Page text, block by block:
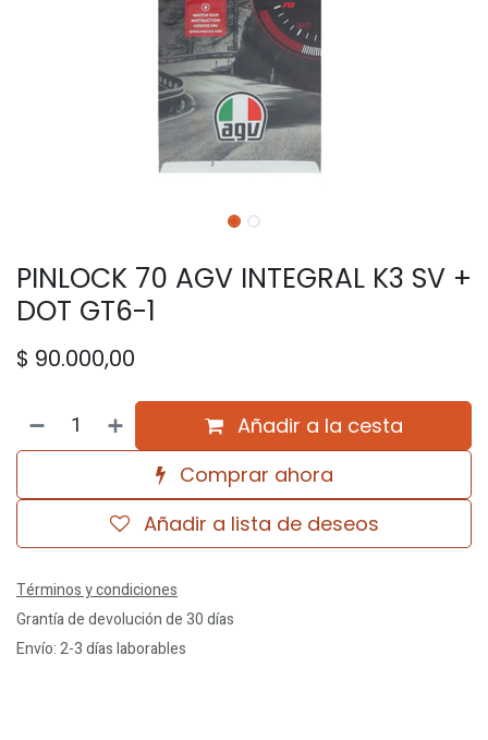
PINLOCK 70 AGV INTEGRAL K3 SV +
DOT GT6-1
$ 90.000,00
Añadir a la cesta
Comprar ahora
Añadir a lista de deseos
Términos y condiciones
Grantía de devolución de 30 días
Envío: 2-3 días laborables